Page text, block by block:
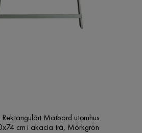
Rektangulärt Matbord utomhus
cm i akacia trä, Mörkgrön